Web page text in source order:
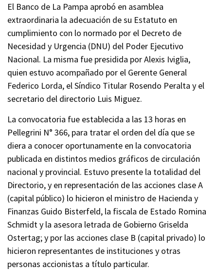
El Banco de La Pampa aprobó en asamblea
extraordinaria la adecuación de su Estatuto en
cumplimiento con lo normado por el Decreto de
Necesidad y Urgencia (DNU) del Poder Ejecutivo
Nacional. La misma fue presidida por Alexis Iviglia,
quien estuvo acompañado por el Gerente General
Federico Lorda, el Síndico Titular Rosendo Peralta y el
secretario del directorio Luis Miguez.
La convocatoria fue establecida a las 13 horas en
Pellegrini N° 366, para tratar el orden del día que se
diera a conocer oportunamente en la convocatoria
publicada en distintos medios gráficos de circulación
nacional y provincial. Estuvo presente la totalidad del
Directorio, y en representación de las acciones clase A
(capital público) lo hicieron el ministro de Hacienda y
Finanzas Guido Bisterfeld, la fiscala de Estado Romina
Schmidt y la asesora letrada de Gobierno Griselda
Ostertag; y por las acciones clase B (capital privado) lo
hicieron representantes de instituciones y otras
personas accionistas a título particular.